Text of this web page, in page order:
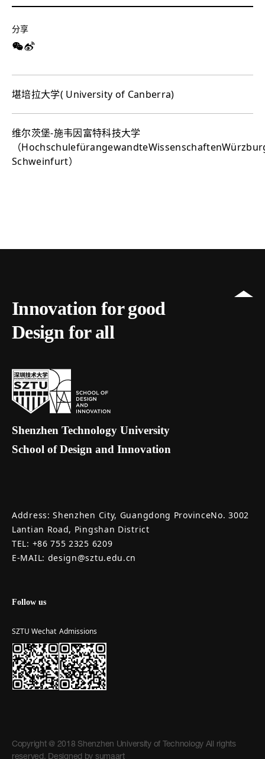
分享
堪培拉大学( University of Canberra) ​
维尔茨堡-施韦因富特科技大学
（
Schweinfurt）
Innovation for good
Design for all
Shenzhen Technology University
School of Design and Innovation
Address: Shenzhen City, Guangdong ProvinceNo. 3002
Lantian Road, Pingshan District
TEL: +86 755 2325 6209
E-MAIL: design@sztu.edu.cn
Follow us
SZTU Wechat Admissions
Copyright @ 2018 Shenzhen University of Technology All rights
reserved. Designed by sumaart